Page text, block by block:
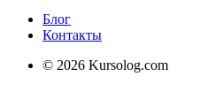
Блог
Контакты
© 2026 Kursolog.com